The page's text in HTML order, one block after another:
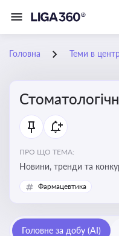
Головна Теми в
ПРО ЩО ТЕМА:
Новини, тренди та
стоматологічних послуг.
технологій та стратегій для покращення
Фармацевтика
Головне за добу (AI)